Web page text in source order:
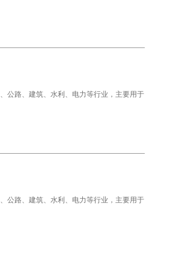
公路、建筑、水利、电力等行业，主要用于
公路、建筑、水利、电力等行业，主要用于